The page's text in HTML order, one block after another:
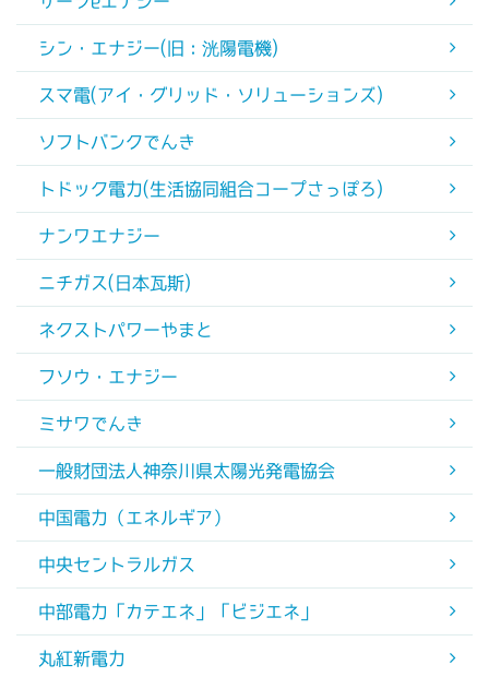
シン・エナジー(旧：洸陽電機)
スマ電(アイ・グリッド・ソリューションズ)
ソフトバンクでんき
トドック電力(生活協同組合コープさっぽろ)
ナンワエナジー
ニチガス(日本瓦斯)
ネクストパワーやまと
フソウ・エナジー
ミサワでんき
一般財団法人神奈川県太陽光発電協会
中国電力（エネルギア）
中央セントラルガス
中部電力「カテエネ」「ビジエネ」
丸紅新電力